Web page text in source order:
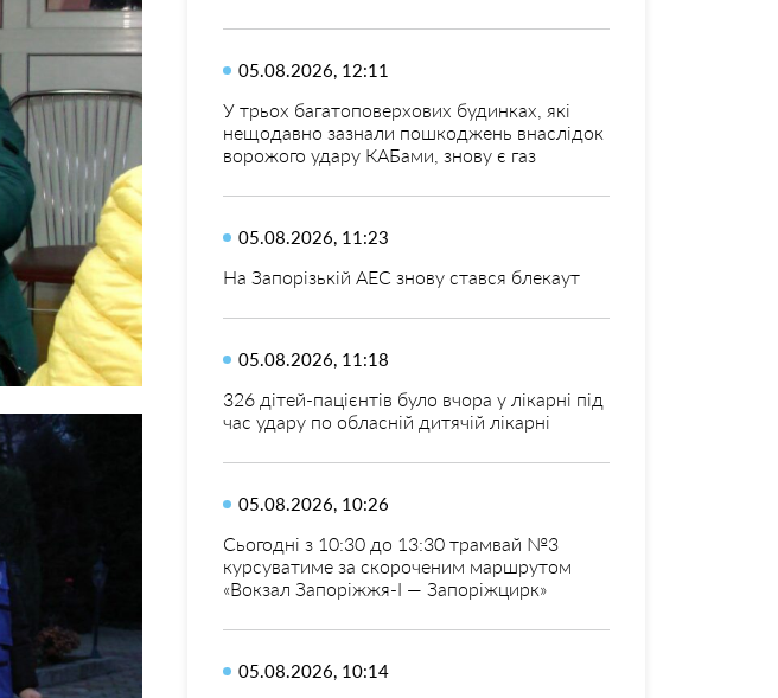
05.08.2026, 12:11
У трьох багатоповерхових будинках, які
нещодавно зазнали пошкоджень внаслідок
ворожого удару КАБами, знову є газ
05.08.2026, 11:23
На Запорізькій АЕС знову стався блекаут
05.08.2026, 11:18
326 дітей-пацієнтів було вчора у лікарні під
час удару по обласній дитячій лікарні
05.08.2026, 10:26
Сьогодні з 10:30 до 13:30 трамвай №3
курсуватиме за скороченим маршрутом
«Вокзал Запоріжжя-I — Запоріжцирк»
05.08.2026, 10:14